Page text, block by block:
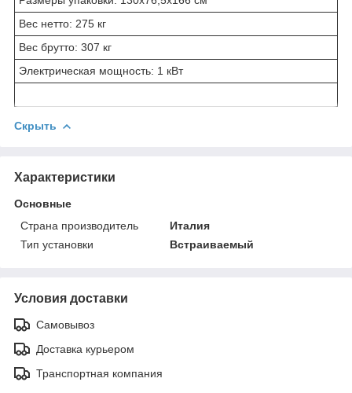
Вес нетто: 275 кг
Вес брутто: 307 кг
Электрическая мощность: 1 кВт
Скрыть
Характеристики
Основные
Страна производитель
Италия
Тип установки
Встраиваемый
Условия доставки
Самовывоз
Доставка курьером
Транспортная компания